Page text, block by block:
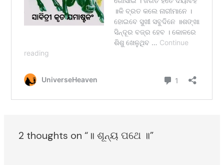
2 thoughts on “॥ ଶୂନ୍ୟ ପଥେ ॥”